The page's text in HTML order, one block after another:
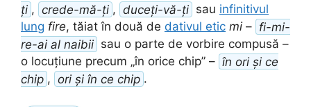
ți , crede-mă-ți , duceți-vă-ți sau infinitivul
lung fire, tăiat în două de dativul etic mi – fi-mi-
re-ai al naibii sau o parte de vorbire compusă –
o locuțiune precum „în orice chip” – în ori și ce
chip , ori și în ce chip .